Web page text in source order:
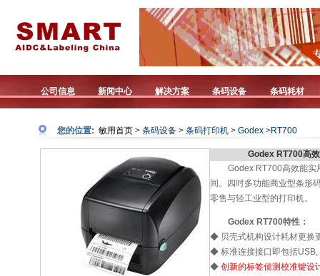
公司信息 新闻中心 解决方案 条码设备 条码耗材
您的位置: 敏用首页 > 条码设备 > 条码打印机 > Godex >RT700
Godex RT700高
Godex RT700高效能实
间。四吋多功能商业型条形
零售与轻工业型的打印机。
Godex RT700特性：
◆ 贝壳式机构设计耗材更换
◆ 标准连接接口即包括USB,
◆ 创新的标签侦测校准键设